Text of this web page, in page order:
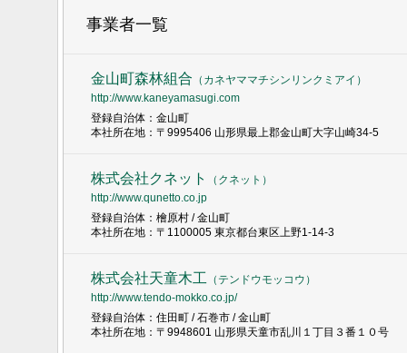
事業者一覧
金山町森林組合 （ カネヤママチシンリンクミアイ ）
http://www.kaneyamasugi.com
登録自治体：金山町
本社所在地：〒9995406 山形県最上郡金山町大字山崎34-5
株式会社クネット （ クネット ）
http://www.qunetto.co.jp
登録自治体：檜原村 / 金山町
本社所在地：〒1100005 東京都台東区上野1-14-3
株式会社天童木工（テンドウモッコウ ）
http://www.tendo-mokko.co.jp/
登録自治体：住田町 / 石巻市 / 金山町
本社所在地：〒9948601 山形県天童市乱川１丁目３番１０号